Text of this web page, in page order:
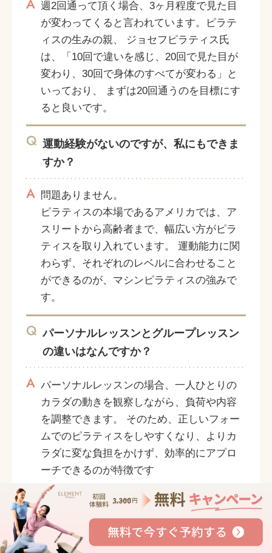
週2回通って頂く場合、3ヶ月程度で見た目
が変わってくると言われています。ピラテ
ィスの生みの親、 ジョセフピラティス氏
は、「10回で違いを感じ、20回で見た目が
変わり、30回で身体のすべてが変わる」と
いっており、 まずは20回通うのを目標にす
ると良いです。
Q 運動経験がないのですが、私にもできま
すか？
A
問題ありません。
ピラティスの本場であるアメリカでは、ア
スリートから高齢者まで、幅広い方がピラ
ティスを取り入れています。 運動能力に関
わらず、それぞれのレベルに合わせること
ができるのが、マシンピラティスの強みで
す。
Q パーソナルレッスンとグループレッスン
の違いはなんですか？
A パーソナルレッスンの場合、一人ひとりの
カラダの動きを観察しながら、負荷や内容
を調整できます。 そのため、正しいフォー
ムでのピラティスをしやすくなり、よりカ
ラダに変な負担をかけず、効率的にアプロ
ーチできるのが特徴です
Q マシンピラティスとマットピラティスの
違いはなんですか？